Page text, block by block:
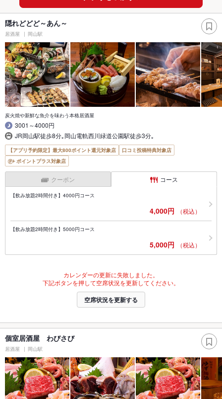
隠れどどど～あん～
居酒屋 岡山駅
炭火焼や新鮮な魚介を味わう本格居酒屋
3001～4000円
JR岡山駅徒歩8分｡岡山電軌西川緑道公園駅徒歩3分｡
【アプリ予約限定】最大800ポイント還元対象店
口コミ投稿特典対象店
ポイントプラス対象店
クーポン コース
【飲み放題2時間付き】4000円コース
4,000円 （税込）
【飲み放題2時間付き】5000円コース
5,000円 （税込）
カレンダーの更新に失敗しました。
下記ボタンを押して空席状況を更新してください。
空席状況を更新する
個室居酒屋 わびさび
居酒屋 岡山駅